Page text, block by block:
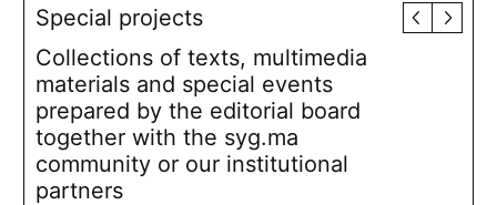
Special projects
Collections of texts, multimedia
materials and special events
prepared by the editorial board
together with the syg.ma
community or our institutional
partners